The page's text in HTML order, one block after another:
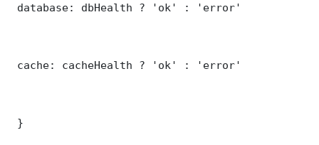
database: dbHealth ? 'ok' : 'error'
cache: cacheHealth ? 'ok' : 'error'
}